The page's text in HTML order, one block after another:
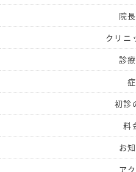
院
クリニ
診
初診
料
お
ア